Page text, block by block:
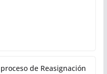
de Reasignación